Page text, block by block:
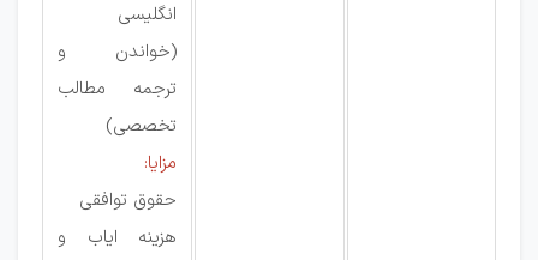
انگلیسی
(خواندن و
ترجمه مطالب
تخصصی)
مزایا:
حقوق توافقی
هزینه ایاب و